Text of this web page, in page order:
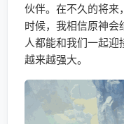
伙伴。在不久的将来
时候，我相信原神会
人都能和我们一起迎
越来越强大。